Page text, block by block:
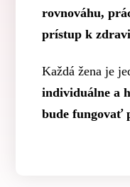
rovnováhu,
prístup k
Každá žena je
individuálne a
bude fungovať